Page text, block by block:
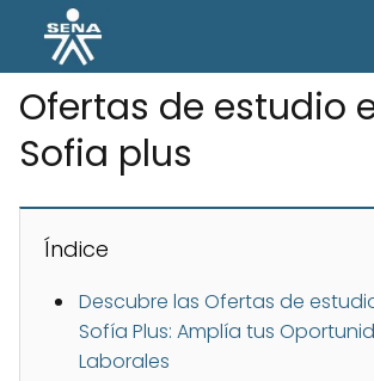
Ofertas de estudio
Sofia plus
Índice
Descubre las Ofertas de
Sofía Plus: Amplía tus
Laborales